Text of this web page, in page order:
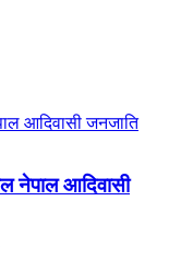
नेपाल आदिवासी